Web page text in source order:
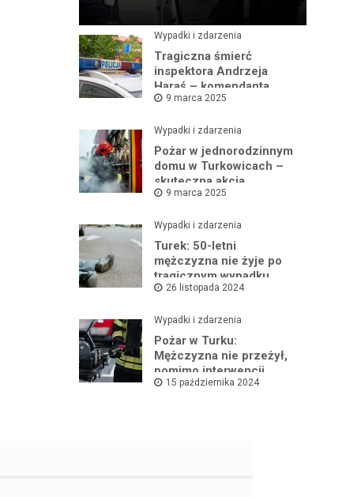
Wypadki i zdarzenia
Tragiczna śmierć
inspektora Andrzeja
Haraś – komendanta
policji w Turku po kolizji z
9 marca 2025
Wypadki i zdarzenia
Pożar w jednorodzinnym
domu w Turkowicach –
skuteczna akcja
strażaków uniemożliwiła
rozprzestrzenianie się
ognia
9 marca 2025
Wypadki i zdarzenia
Turek: 50-letni
mężczyzna nie żyje po
tragicznym wypadku
samochodowym
26 listopada 2024
Wypadki i zdarzenia
Pożar w Turku:
Mężczyzna nie przeżył,
pomimo interwencji
straży pożarnej
15 października 2024